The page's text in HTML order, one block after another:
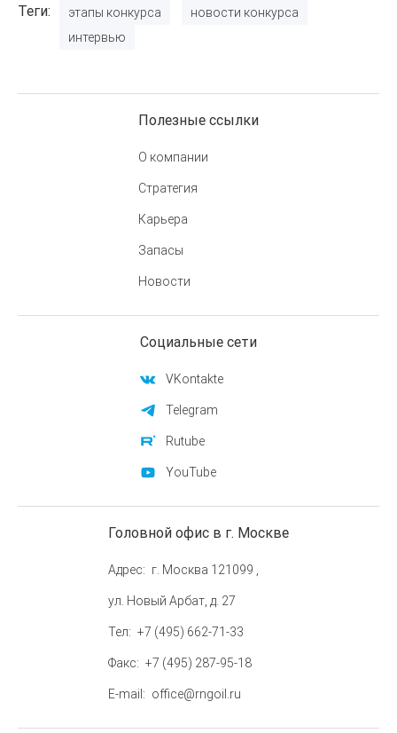
Теги этапы конкурса
новости конкурса
интервью
Полезные ссылки
О компании
Стратегия
Карьера
Запасы
Новости
Социальные сети
VKontakte
Telegram
Rutube
YouTube
Головной офис в г. Москве
Адрес
г. Москва 121099 ,
ул. Новый Арбат, д. 27
Тел
+7 (495) 662-71-33
Факс
+7 (495) 287-95-18
E-mail
office@rngoil.ru